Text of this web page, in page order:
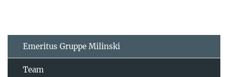
Emeritus Gruppe Milinski
Team